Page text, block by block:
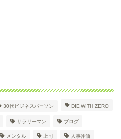
30代ビジネスパーソン DIE WITH ZERO
サラリーマン ブログ
メンタル 上司 人事評価
企業サラリーマン
Dのプロフィール